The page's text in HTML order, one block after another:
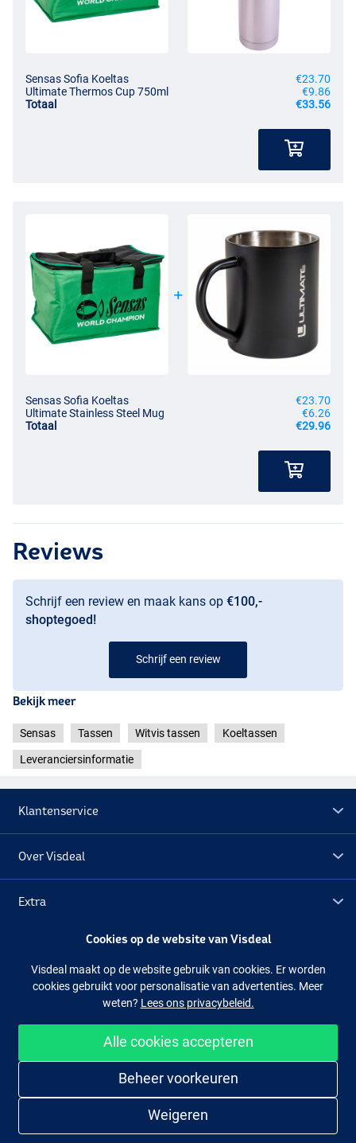
Sensas Sofia Koeltas
€23.70
Ultimate Thermos Cup 750ml
€9.86
Totaal
€33.56
Sensas Sofia Koeltas
€23.70
Ultimate Stainless Steel Mug
€6.26
Totaal
€29.96
Reviews
Schrijf een review en maak kans op €100,-
shoptegoed!
Schrijf een review
Bekijk meer
Sensas Tassen Witvis tassen Koeltassen
Leveranciersinformatie
Klantenservice
Over Visdeal
Extra
Facebook Instagram
Makkelijk en veilig shoppen
Cookies op de website van Visdeal
Visdeal maakt op de website gebruik van cookies. Er worden
cookies gebruikt voor personalisatie van advertenties. Meer
weten? Lees ons privacybeleid.
Alle cookies accepteren
Beheer voorkeuren
Weigeren